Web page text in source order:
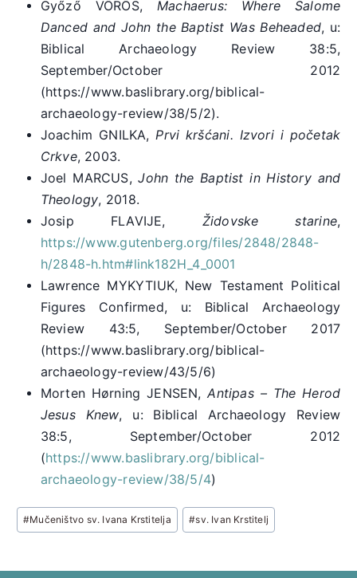
Győző VÖRÖS, Machaerus: Where Salome
Danced and John the Baptist Was Beheaded, u:
Biblical Archaeology Review 38:5,
September/October 2012
(https://www.baslibrary.org/biblical-
archaeology-review/38/5/2).
Joachim GNILKA,Prvi kršćani. Izvori i početak
Crkve, 2003.
Joel MARCUS,John the Baptist in History and
Theology, 2018.
Josip FLAVIJE, Židovske starine,
https://www.gutenberg.org/files/2848/2848-
h/2848-h.htm#link182H_4_0001
Lawrence MYKYTIUK, New Testament Political
Figures Confirmed, u: Biblical Archaeology
Review 43:5, September/October 2017
(https://www.baslibrary.org/biblical-
archaeology-review/43/5/6)
Morten Hørning JENSEN,Antipas – The Herod
Jesus Knew, u: Biblical Archaeology Review
38:5, September/October 2012
(https://www.baslibrary.org/biblical-
archaeology-review/38/5/4)
Post
Tags:
#Mučeništvo sv. Ivana Krstitelja #sv. Ivan Krstitelj